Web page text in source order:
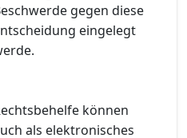
gegen diese
eingelegt
können
als elektronisches